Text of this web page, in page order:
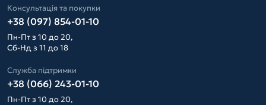
Консультація та покупки
+38 (097) 854-01-10
Пн-Пт з 10 до 20,
Сб-Нд з 11 до 18
Служба підтримки
+38 (066) 243-01-10
Пн-Пт з 10 до 20,